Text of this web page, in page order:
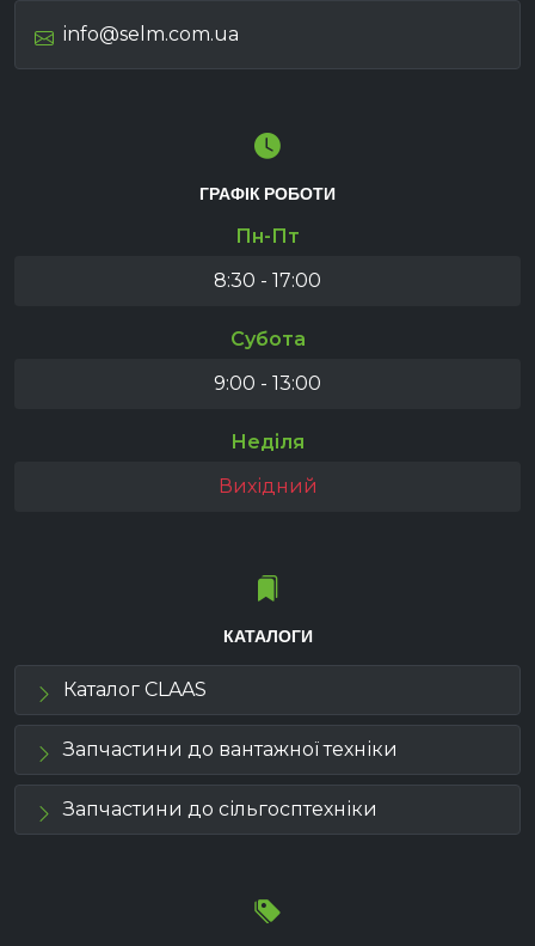
info@selm.com.ua
ГРАФІК РОБОТИ
Пн-Пт
8:30 - 17:00
Субота
9:00 - 13:00
Неділя
Вихідний
КАТАЛОГИ
Каталог CLAAS
Запчастини до вантажної техніки
Запчастини до сільгосптехніки